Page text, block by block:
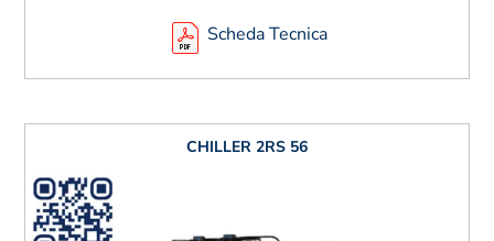
Scheda Tecnica
CHILLER 2RS 56